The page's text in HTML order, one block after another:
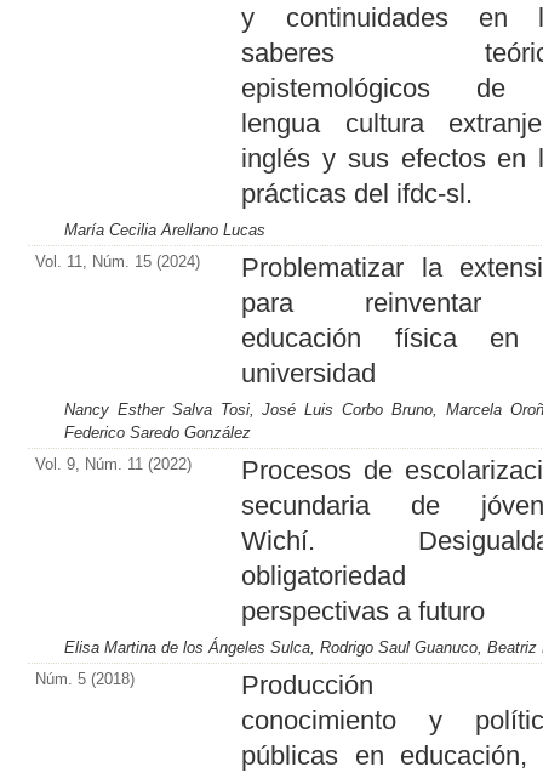
y continuidades en
saberes
epistemológicos de
lengua cultura
inglés y sus efectos en
prácticas del ifdc-sl.
María Cecilia Arellano Lucas
Vol. 11, Núm. 15 (2024)
Problematizar la
para reinventar
educación física en
universidad
Nancy Esther Salva Tosi, José Luis Corbo Bruno, Marcela
Federico Saredo González
Vol. 9, Núm. 11 (2022)
Procesos de
secundaria de
Wichí.
obligatoriedad
perspectivas a futuro
Elisa Martina de los Ángeles Sulca, Rodrigo Saul Guanuco, Beatriz
Núm. 5 (2018)
Producción
conocimiento y
públicas en educación,